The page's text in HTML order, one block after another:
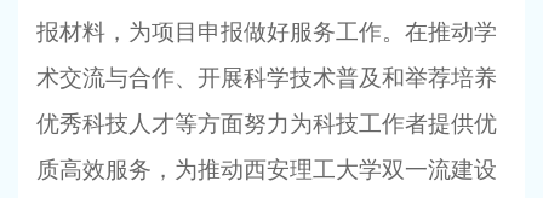
报材料，为项目申报做好服务工作。在推动学
术交流与合作、开展科学技术普及和举荐培养
优秀科技人才等方面努力为科技工作者提供优
质高效服务，为推动西安理工大学双一流建设